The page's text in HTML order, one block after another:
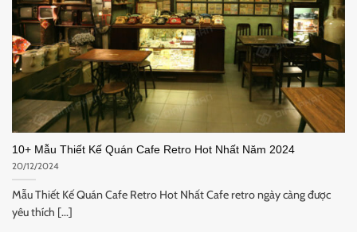
10+ Mẫu Thiết Kế Quán Cafe Retro Hot Nhất Năm 2024
20/12/2024
Mẫu Thiết Kế Quán Cafe Retro Hot Nhất Cafe retro ngày càng được
yêu thích [...]